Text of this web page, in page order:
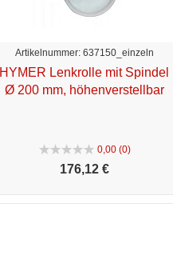
Artikelnummer: 637150_einzeln
HYMER Lenkrolle mit Spindel
Ø 200 mm, höhenverstellbar
0,00 (0)
176,12 €